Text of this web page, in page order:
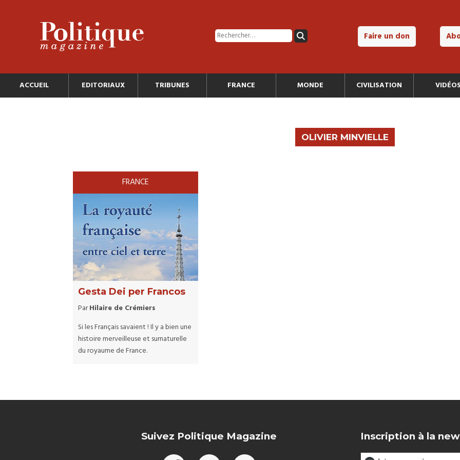
Faire un don
ACCUEIL EDITORIAUX TRIBUNES FRANCE MONDE CIVILISATION VIDÉOS
OLIVIER MINVIELLE
FRANCE
Gesta Dei per Francos
ParHilaire de Crémiers
Si les Français savaient ! Il y a bien une
histoire merveilleuse et surnaturelle
du royaume de France.
Suivez Politique Magazine Inscription à la